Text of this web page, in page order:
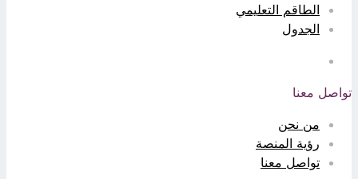
الطاقم التعليمي
الجدول
تواصل معنا
من نحن
رؤية المنصة
تواصل معنا